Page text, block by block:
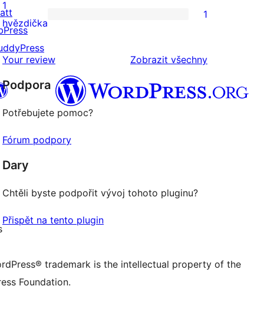
hodnocení
1
hodnocení
1
hvězdička
1
Your review Zobrazit všechnyrecenze
Podpora
Potřebujete pomoc?
Fórum podpory
Dary
Chtěli byste podpořit vývoj tohoto pluginu?
Přispět na tento plugin
Twitter)
účet
Mastodon
na Facebooku
účet
účet
trademark is the intellectual property of the
Foundation.